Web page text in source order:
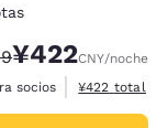
tachado:
Precio con
¥422CNY/noche
socios
Ver detalles
¥422 total